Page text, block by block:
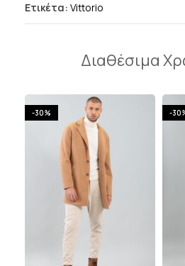
Ετικέτα: Vittorio
Διαθέσιμα
-30% -